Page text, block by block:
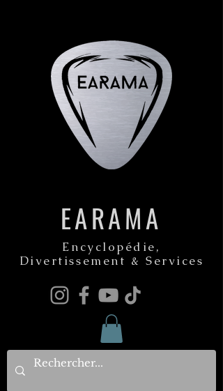
EARAMA
Encyclopédie,
Divertissement & Services